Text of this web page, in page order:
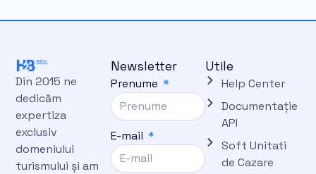
Din 2015 ne
dedicăm
expertiza
exclusiv
domeniului
turismului și am
Newsletter
Prenume
E-mail
Utile
Help Center
Documentație
API
Soft Unitati
de Cazare